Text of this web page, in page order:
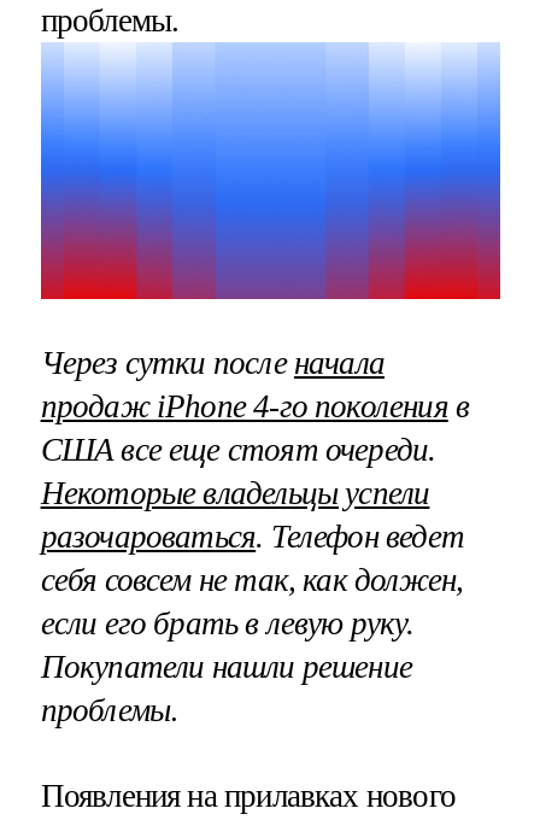
проблемы.
Через сутки после начала
продаж iPhone 4-го поколенияв
США все еще стоят очереди.
Некоторые владельцы успели
разочароваться. Телефон ведет
себя совсем не так, как должен,
если его брать в левую руку.
Покупатели нашли решение
проблемы.
Появления на прилавках нового